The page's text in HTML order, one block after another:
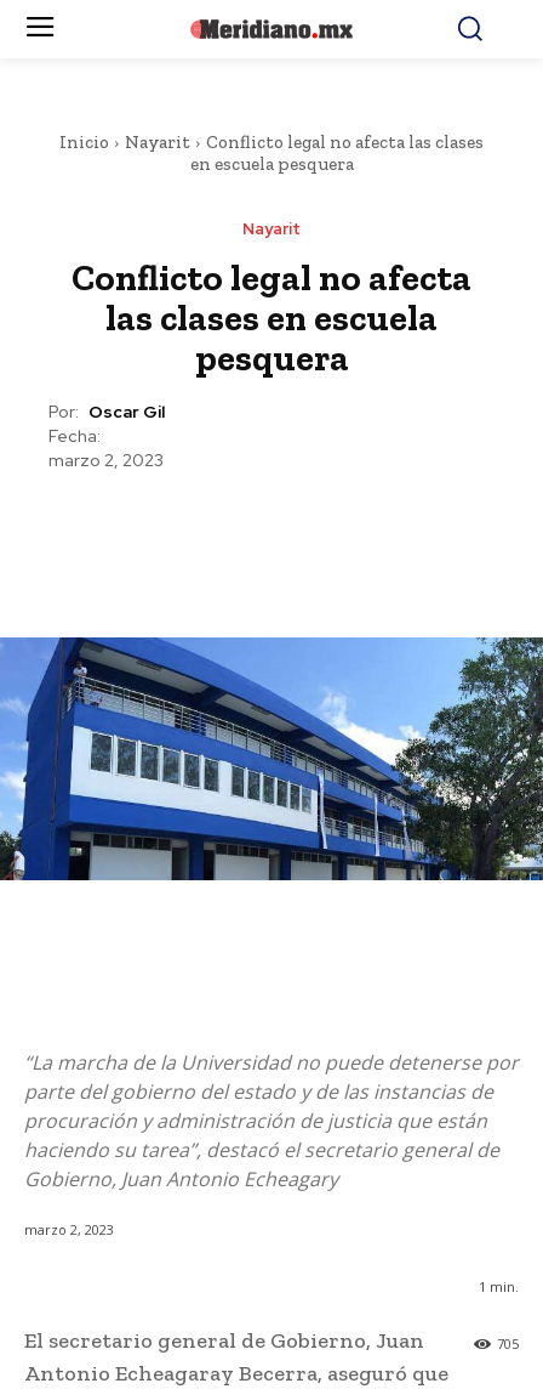
Inicio Nayarit
Conflicto legal no afecta las clases
en escuela pesquera
Nayarit
Conflicto legal no afecta
las clases en escuela
pesquera
Por: Oscar Gil
Fecha:
marzo 2, 2023
“La marcha de la Universidad no puede detenerse por
parte del gobierno del estado y de las instancias de
procuración y administración de justicia que están
haciendo su tarea”, destacó el secretario general de
Gobierno, Juan Antonio Echeagary
marzo 2, 2023
1 min.
705
El secretario general de Gobierno, Juan
Antonio Echeagaray Becerra, aseguró que